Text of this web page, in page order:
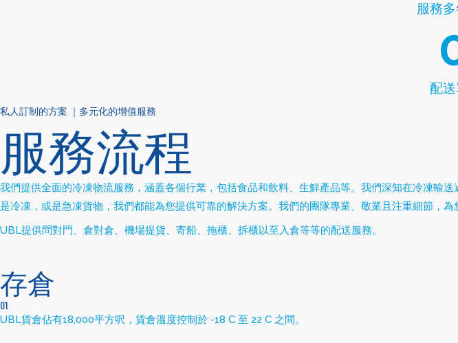
服務
配
私人訂制的方案 ｜多元化的增值服務
服務流程
我們提供全面的冷凍物流服務，涵蓋各個行業，包括食品和飲料、生鮮產品等。我們深知在冷凍輸
是冷凍，或是急凍貨物，我們都能為您提供可靠的解決方案。我們的團隊專業、敬業且注重細節，為
UBL提供問對門、倉對倉、機場提貨、寄船、拖櫃、拆櫃以至入倉等等的配送服務。
存倉
01
UBL貨倉佔有18,000平方呎，貨倉溫度控制於 -18 C 至 22 C 之間。